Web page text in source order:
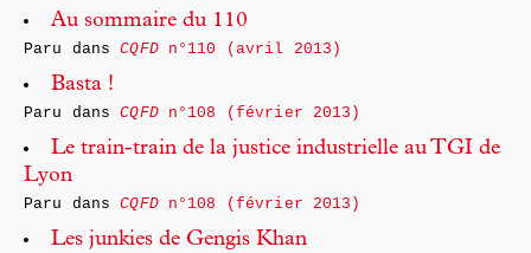
Au sommaire du 110
Paru dansCQFDn°110 (avril 2013)
Basta !
Paru dansCQFDn°108 (février 2013)
Le train-train de la justice industrielle au TGI de
Lyon
Paru dansCQFDn°108 (février 2013)
Les junkies de Gengis Khan